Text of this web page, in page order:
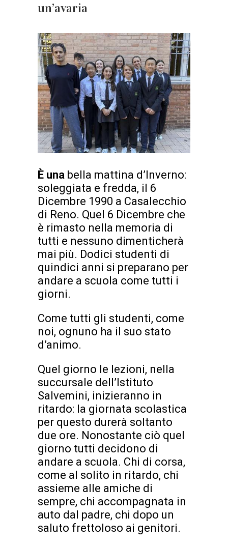
un’avaria
È una bella mattina d’Inverno:
soleggiata e fredda, il 6
Dicembre 1990 a Casalecchio
di Reno. Quel 6 Dicembre che
è rimasto nella memoria di
tutti e nessuno dimenticherà
mai più. Dodici studenti di
quindici anni si preparano per
andare a scuola come tutti i
giorni.
Come tutti gli studenti, come
noi, ognuno ha il suo stato
d’animo.
Quel giorno le lezioni, nella
succursale dell’Istituto
Salvemini, inizieranno in
ritardo: la giornata scolastica
per questo durerà soltanto
due ore. Nonostante ciò quel
giorno tutti decidono di
andare a scuola. Chi di corsa,
come al solito in ritardo, chi
assieme alle amiche di
sempre, chi accompagnata in
auto dal padre, chi dopo un
saluto frettoloso ai genitori.